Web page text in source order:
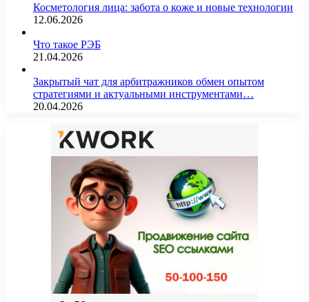
Косметология лица: забота о коже и новые технологии
12.06.2026
Что такое РЭБ
21.04.2026
Закрытый чат для арбитражников обмен опытом
стратегиями и актуальными инструментами…
20.04.2026